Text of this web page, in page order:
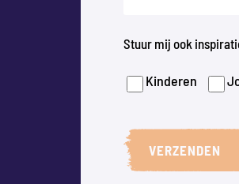
Stuur mij ook
Kinderen
VERZENDEN